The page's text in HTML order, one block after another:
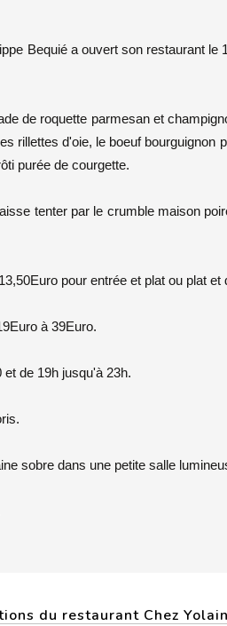
Bequié a ouvert son restaurant
de roquette parmesan et
rillettes d'oie, le boeuf
purée de courgette.
tenter par le crumble maison
pour entrée et plat ou plat et
à 39Euro.
de 19h jusqu'à 23h.
sobre dans une petite salle
du restaurant Chez